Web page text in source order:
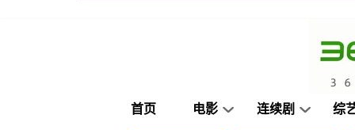
首页 电影 连续剧 综